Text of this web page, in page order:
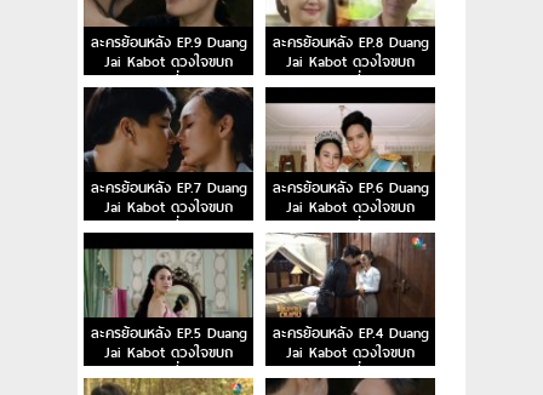
ละครย้อนหลัง EP.9 Duang
Jai Kabot ดวงใจขบถ
ตอนที่ 9
ละครย้อนหลัง EP.8 Duang
Jai Kabot ดวงใจขบถ
ตอนที่ 8
ละครย้อนหลัง EP.7 Duang
Jai Kabot ดวงใจขบถ
ตอนที่ 7
ละครย้อนหลัง EP.6 Duang
Jai Kabot ดวงใจขบถ
ตอนที่ 6
ละครย้อนหลัง EP.5 Duang
Jai Kabot ดวงใจขบถ
ตอนที่ 5
ละครย้อนหลัง EP.4 Duang
Jai Kabot ดวงใจขบถ
ตอนที่ 4